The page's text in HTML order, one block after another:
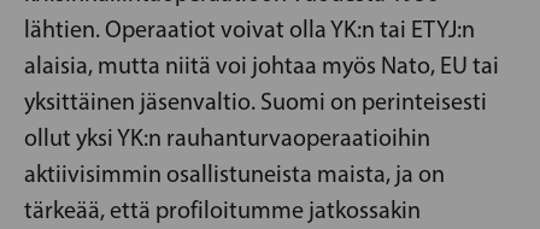
lähtien. Operaatiot voivat olla YK:n tai ETYJ:n
alaisia, mutta niitä voi johtaa myös Nato, EU tai
yksittäinen jäsenvaltio. Suomi on perinteisesti
ollut yksi YK:n rauhanturvaoperaatioihin
aktiivisimmin osallistuneista maista, ja on
tärkeää, että profiloitumme jatkossakin